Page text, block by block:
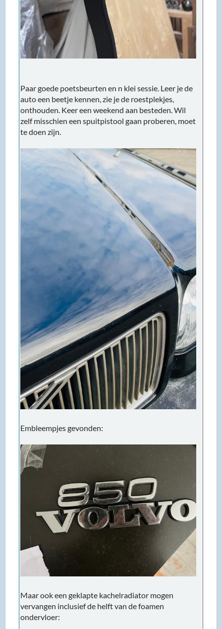
Paar goede poetsbeurten en n klei sessie. Leer je de
auto een beetje kennen, zie je de roestplekjes,
onthouden. Keer een weekend aan besteden. Wil
zelf misschien een spuitpistool gaan proberen, moet
te doen zijn.
Embleempjes gevonden:
Maar ook een geklapte kachelradiator mogen
vervangen inclusief de helft van de foamen
ondervloer: